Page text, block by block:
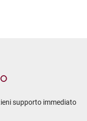
supporto immediato